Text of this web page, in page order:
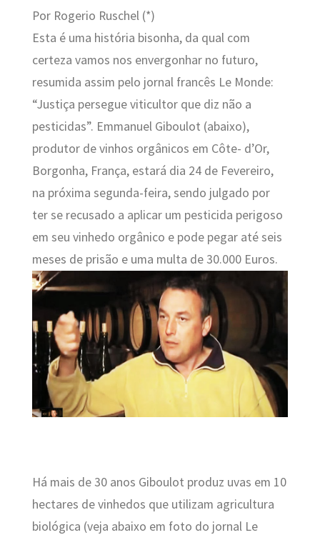
Por Rogerio Ruschel (*)
Esta é uma história bisonha, da qual com
certeza vamos nos envergonhar no futuro,
resumida assim pelo jornal francês Le Monde:
“Justiça persegue viticultor que diz não a
pesticidas”. Emmanuel Giboulot (abaixo),
produtor de vinhos orgânicos em Côte- d’Or,
Borgonha, França, estará dia 24 de Fevereiro,
na próxima segunda-feira, sendo julgado por
ter se recusado a aplicar um pesticida perigoso
em seu vinhedo orgânico e pode pegar até seis
meses de prisão e uma multa de 30.000 Euros.
Há mais de 30 anos Giboulot produz uvas em 10
hectares de vinhedos que utilizam agricultura
biológica (veja abaixo em foto do jornal Le